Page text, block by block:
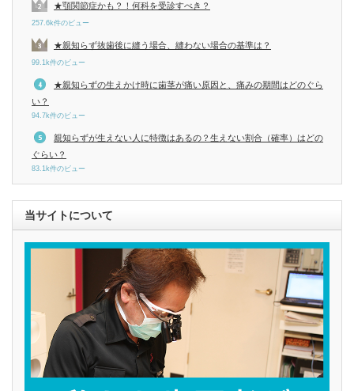
★顎関節症かも？！何科を受診すべき？
257.6k件のビュー
★親知らず抜歯後に縫う場合、縫わない場合の基準は？
99.1k件のビュー
★親知らずの生えかけ時に歯茎が痛い原因と、痛みの期間はどのぐら
い？
94.7k件のビュー
親知らずが生えない人に特徴はあるの？生えない割合（確率）はどの
ぐらい？
83.1k件のビュー
当サイトについて